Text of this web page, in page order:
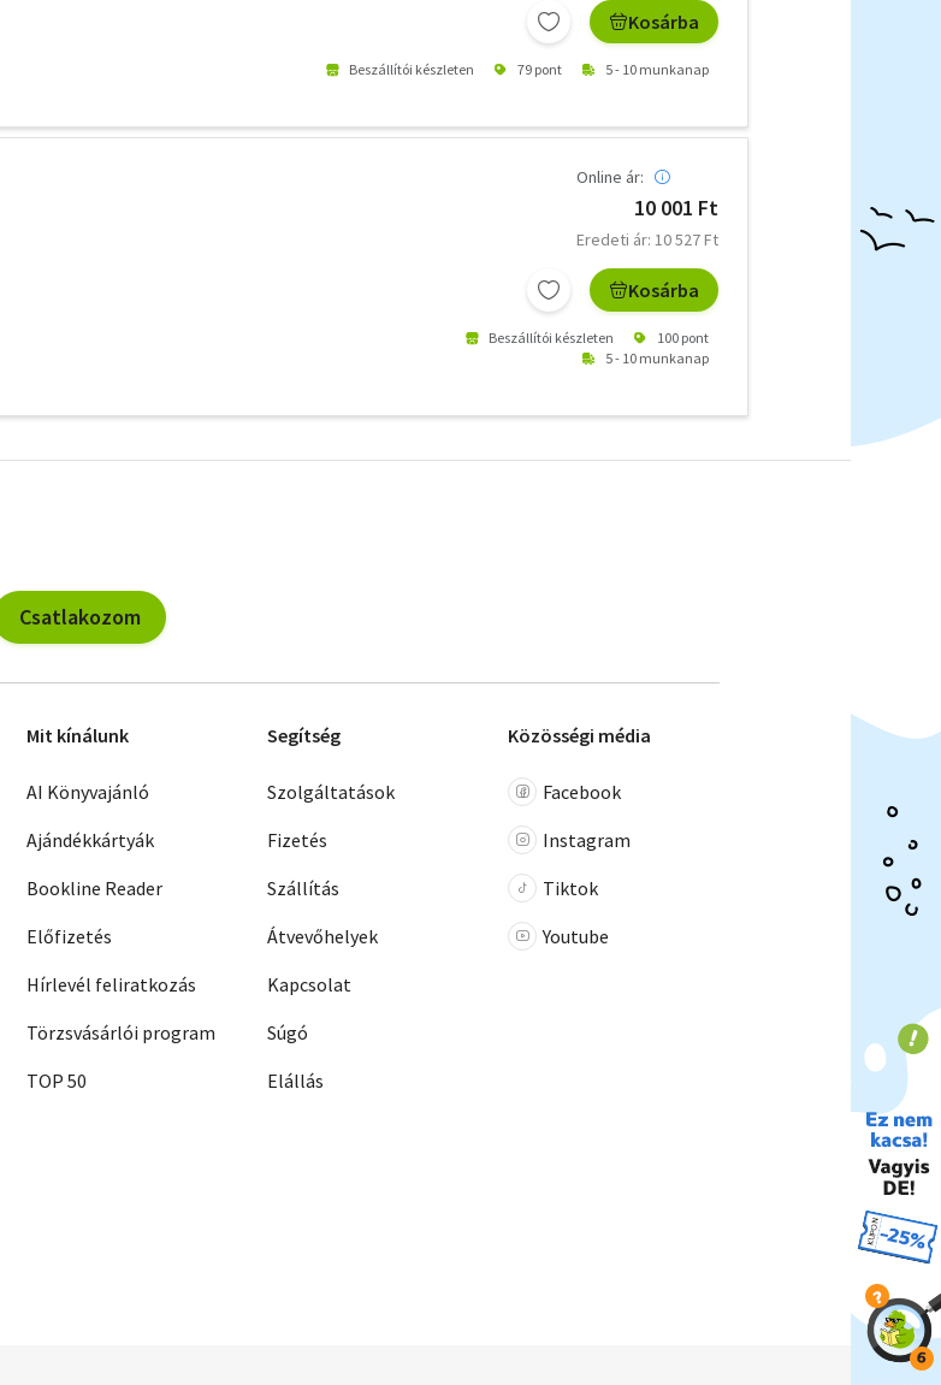
Kosárba
Beszállítói készleten 79 pont 5 - 10 munkanap
Online ár:
10 001 Ft
Eredeti ár: 10 527 Ft
Kosárba
Beszállítói készleten
100 pont
5 - 10 munkanap
szűrők
Csatlakozom
Mit kínálunk
AI Könyvajánló
Ajándékkártyák
Bookline Reader
Előfizetés
Hírlevél feliratkozás
Törzsvásárlói program
TOP 50
Segítség
Szolgáltatások
Fizetés
Szállítás
Átvevőhelyek
Kapcsolat
Súgó
Elállás
Közösségi média
Facebook
Instagram
Tiktok
Youtube